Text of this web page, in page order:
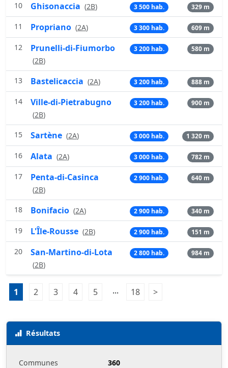
10 Ghisonaccia (2B) 3 500 hab. 329 m
11 Propriano (2A) 3 300 hab. 609 m
12 Prunelli-di-Fiumorbo
(2B)
3 200 hab. 580 m
13 Bastelicaccia (2A) 3 200 hab. 888 m
14 Ville-di-Pietrabugno
(2B)
3 200 hab. 900 m
15 Sartène (2A) 3 000 hab. 1 320 m
16 Alata (2A) 3 000 hab. 782 m
17 Penta-di-Casinca
(2B)
2 900 hab. 640 m
18 Bonifacio (2A) 2 900 hab. 340 m
19 L'Île-Rousse (2B) 2 900 hab. 151 m
20 San-Martino-di-Lota
(2B)
2 800 hab. 984 m
Pagination:
1 Page 1
2 Page 2
3 Page 3
4 Page 4
5 Page 5
... 18 Page 18
>
Résultats
Communes 360